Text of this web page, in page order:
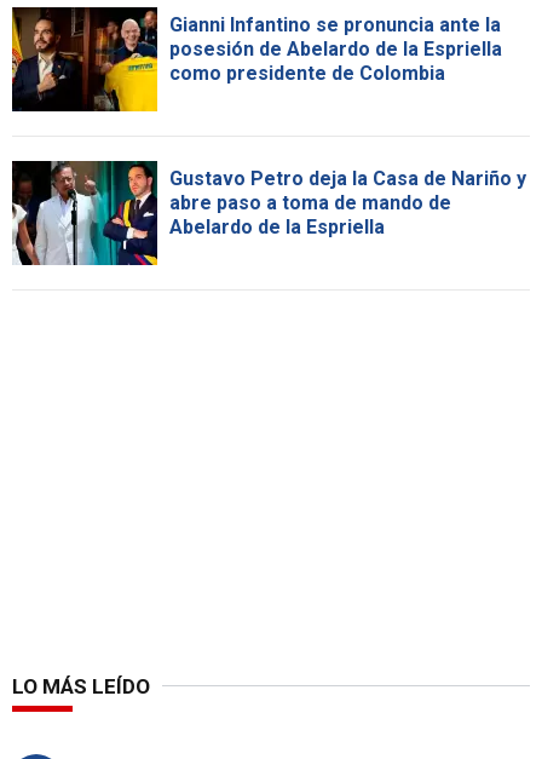
Gianni Infantino se pronuncia ante la
posesión de Abelardo de la Espriella
como presidente de Colombia
Gustavo Petro deja la Casa de Nariño y
abre paso a toma de mando de
Abelardo de la Espriella
LO MÁS LEÍDO